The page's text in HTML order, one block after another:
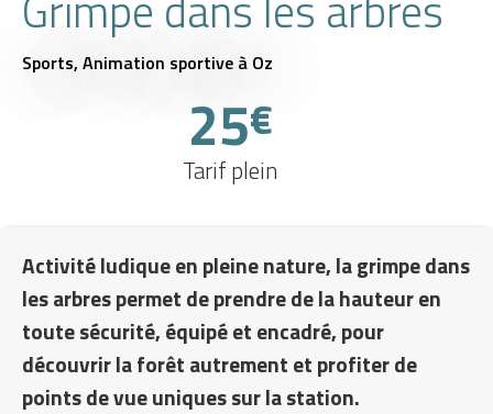
Sports, Animation sportive à Oz
25€
Tarif plein
Activité ludique en pleine nature, la grimpe dans
les arbres permet de prendre de la hauteur en
toute sécurité, équipé et encadré, pour
découvrir la forêt autrement et profiter de
points de vue uniques sur la station.